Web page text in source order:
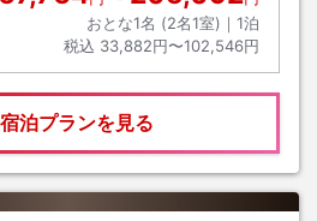
おとな1名 (2名1室)｜ 1泊
税込 33,882円〜102,546円
泊プランを見る